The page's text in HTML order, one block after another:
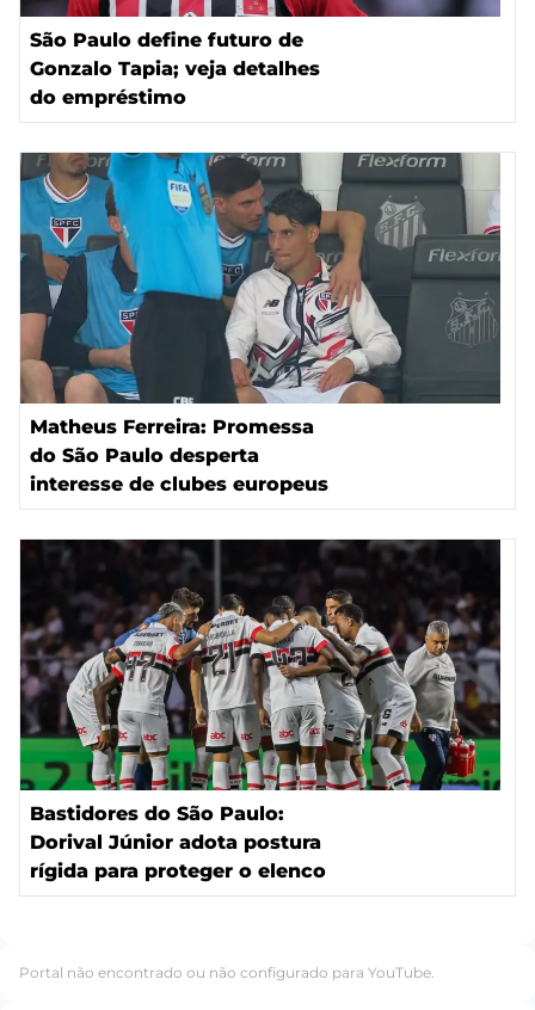
São Paulo define futuro de
Gonzalo Tapia; veja detalhes
do empréstimo
Matheus Ferreira: Promessa
do São Paulo desperta
interesse de clubes europeus
Bastidores do São Paulo:
Dorival Júnior adota postura
rígida para proteger o elenco
Portal não encontrado ou não configurado para YouTube.